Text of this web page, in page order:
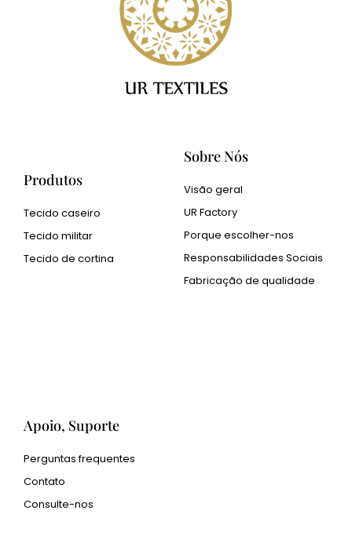
Produtos
Tecido caseiro
Tecido militar
Tecido de cortina
Sobre Nós
Visão geral
UR Factory
Porque escolher-nos
Responsabilidades Sociais
Fabricação de qualidade
Apoio, Suporte
Perguntas frequentes
Contato
Consulte-nos